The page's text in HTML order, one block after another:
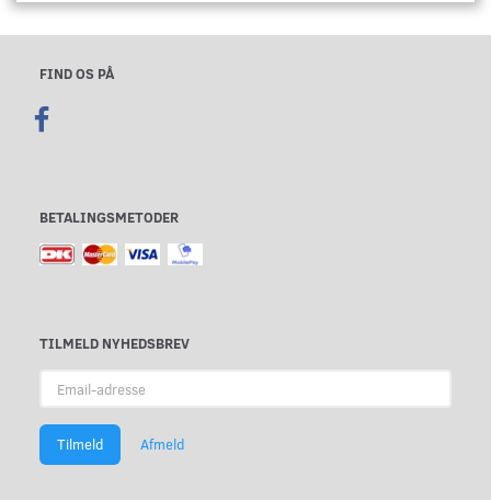
FIND OS PÅ
BETALINGSMETODER
TILMELD NYHEDSBREV
adresse
Tilmeld Afmeld